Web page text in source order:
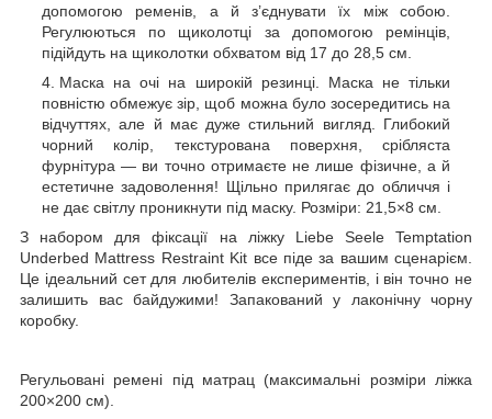
допомогою ременів, а й з’єднувати їх між собою.
Регулюються по щиколотці за допомогою ремінців,
підійдуть на щиколотки обхватом від 17 до 28,5 см.
Маска на очі на широкій резинці. Маска не тільки
повністю обмежує зір, щоб можна було зосередитись на
відчуттях, але й має дуже стильний вигляд. Глибокий
чорний колір, текстурована поверхня, срібляста
фурнітура — ​​ви точно отримаєте не лише фізичне, а й
естетичне задоволення! Щільно прилягає до обличчя і
не дає світлу проникнути під маску. Розміри: 21,5×8 см.
З набором для фіксації на ліжку Liebe Seele Temptation
Underbed Mattress Restraint Kit все піде за вашим сценарієм.
Це ідеальний сет для любителів експериментів, і він точно не
залишить вас байдужими! Запакований у лаконічну чорну
коробку.
Регульовані ремені під матрац (максимальні розміри ліжка
200×200 см).